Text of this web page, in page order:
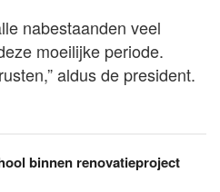
nabestaanden veel
moeilijke periode.
aldus de president.
binnen renovatieproject